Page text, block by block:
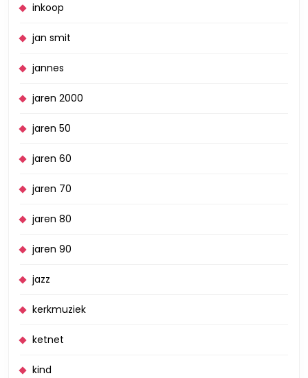
inkoop
jan smit
jannes
jaren 2000
jaren 50
jaren 60
jaren 70
jaren 80
jaren 90
jazz
kerkmuziek
ketnet
kind